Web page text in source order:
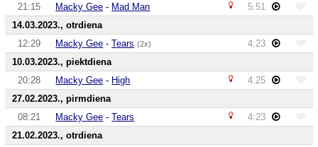
21:15
Macky Gee - Mad Man
5:51
14.03.2023., otrdiena
12:29
Macky Gee -Tears (2x)
4:23
10.03.2023., piektdiena
20:28
Macky Gee - High
4:25
27.02.2023., pirmdiena
08:21
Macky Gee -Tears
4:23
21.02.2023., otrdiena